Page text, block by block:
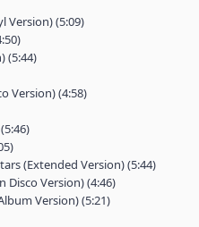
Version) (5:09)
(5:44)
Version) (4:58)
(Extended Version) (5:44)
Disco Version) (4:46)
Version) (5:21)